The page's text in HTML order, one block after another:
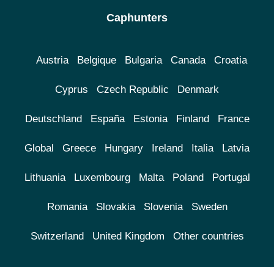
Caphunters
Austria Belgique Bulgaria Canada Croatia
Cyprus Czech Republic Denmark
Deutschland España Estonia Finland France
Global Greece Hungary Ireland Italia Latvia
Lithuania Luxembourg Malta Poland Portugal
Romania Slovakia Slovenia Sweden
Switzerland United Kingdom Other countries